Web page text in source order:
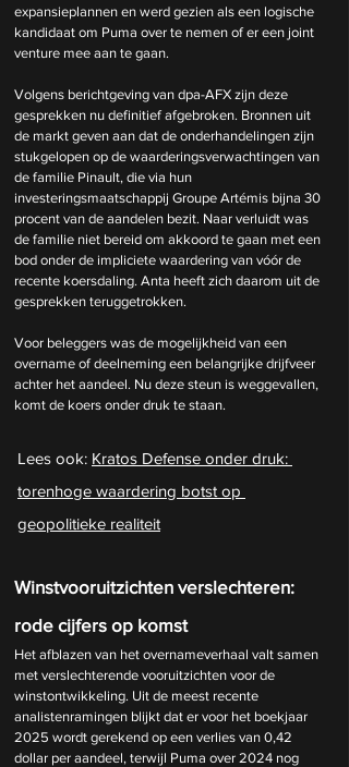
expansieplannen en werd gezien als een logische
kandidaat om Puma over te nemen of er een joint
venture mee aan te gaan.
Volgens berichtgeving van dpa-AFX zijn deze
gesprekken nu definitief afgebroken. Bronnen uit
de markt geven aan dat de onderhandelingen zijn
stukgelopen op de waarderingsverwachtingen van
de familie Pinault, die via hun
investeringsmaatschappij Groupe Artémis bijna 30
procent van de aandelen bezit. Naar verluidt was
de familie niet bereid om akkoord te gaan met een
bod onder de impliciete waardering van vóór de
recente koersdaling. Anta heeft zich daarom uit de
gesprekken teruggetrokken.
Voor beleggers was de mogelijkheid van een
overname of deelneming een belangrijke drijfveer
achter het aandeel. Nu deze steun is weggevallen,
komt de koers onder druk te staan.
Lees ook: Kratos Defense onder druk:
torenhoge waardering botst op
geopolitieke realiteit
Winstvooruitzichten verslechteren:
rode cijfers op komst
Het afblazen van het overnameverhaal valt samen
met verslechterende vooruitzichten voor de
winstontwikkeling. Uit de meest recente
analistenramingen blijkt dat er voor het boekjaar
2025 wordt gerekend op een verlies van 0,42
dollar per aandeel, terwijl Puma over 2024 nog